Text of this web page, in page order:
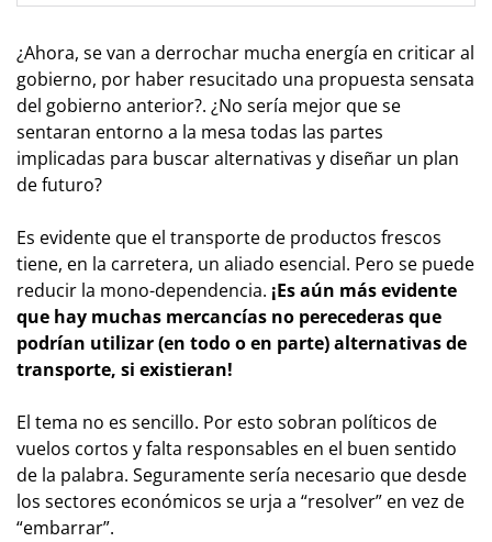
¿Ahora, se van a derrochar mucha energía en criticar al
gobierno, por haber resucitado una propuesta sensata
del gobierno anterior?. ¿No sería mejor que se
sentaran entorno a la mesa todas las partes
implicadas para buscar alternativas y diseñar un plan
de futuro?
Es evidente que el transporte de productos frescos
tiene, en la carretera, un aliado esencial. Pero se puede
reducir la mono-dependencia. ¡Es aún más evidente
que hay muchas mercancías no perecederas que
podrían utilizar (en todo o en parte) alternativas de
transporte, si existieran!
El tema no es sencillo. Por esto sobran políticos de
vuelos cortos y falta responsables en el buen sentido
de la palabra. Seguramente sería necesario que desde
los sectores económicos se urja a “resolver” en vez de
“embarrar”.